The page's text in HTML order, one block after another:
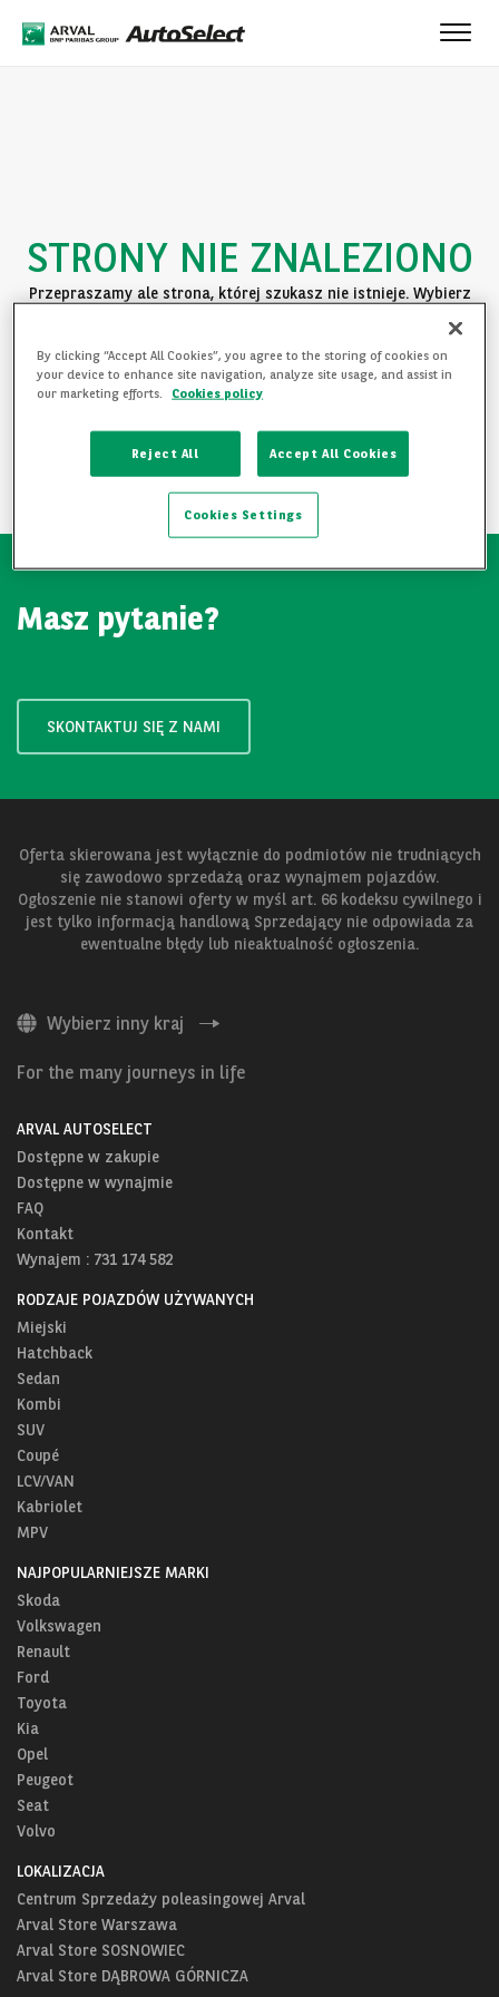
Toggle
STRONY NIE ZNALEZIONO
Przepraszamy ale strona, której szukasz nie istnieje. Wybierz
POWRÓT DO STRONY GŁÓWNEJ
ZAPOZNAJ SIĘ Z OFERTĄ
Masz pytanie?
SKONTAKTUJ SIĘ Z NAMI
Oferta skierowana jest wyłącznie do podmiotów nie trudniących
się zawodowo sprzedażą oraz wynajmem pojazdów.
Ogłoszenie nie stanowi oferty w myśl art. 66 kodeksu cywilnego i
jest tylko informacją handlową Sprzedający nie odpowiada za
ewentualne błędy lub nieaktualność ogłoszenia.
Wybierz inny kraj
For the many journeys in life
ARVAL AUTOSELECT
Dostępne w zakupie
Dostępne w wynajmie
FAQ
Kontakt
Wynajem : 731 174 582
RODZAJE POJAZDÓW UŻYWANYCH
Miejski
Hatchback
Sedan
Kombi
SUV
Coupé
LCV/VAN
Kabriolet
MPV
NAJPOPULARNIEJSZE MARKI
Skoda
Volkswagen
Renault
Ford
Toyota
Kia
Opel
Peugeot
Seat
Volvo
LOKALIZACJA
Centrum Sprzedaży poleasingowej Arval
Arval Store Warszawa
Arval Store SOSNOWIEC
Arval Store DĄBROWA GÓRNICZA
By clicking “Accept All Cookies”, you agree to the storing of cookies on
your device to enhance site navigation, analyze site usage, and assist in
our marketing efforts.
Cookies policy
Reject All Accept All Cookies
Cookies Settings